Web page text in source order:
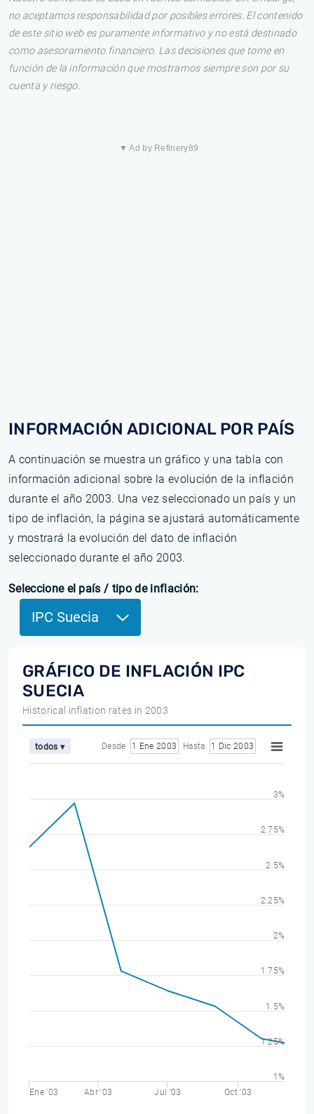
no aceptamos responsabilidad por posibles errores. El contenido
de este sitio web es puramente informativo y no está destinado
como asesoramiento financiero. Las decisiones que tome en
función de la información que mostramos siempre son por su
cuenta y riesgo.
▼ Ad by Refinery89
INFORMACIÓN ADICIONAL POR PAÍS
A continuación se muestra un gráfico y una tabla con
información adicional sobre la evolución de la inflación
durante el año 2003. Una vez seleccionado un país y un
tipo de inflación, la página se ajustará automáticamente
y mostrará la evolución del dato de inflación
seleccionado durante el año 2003.
Seleccione el país / tipo de inflación:
IPC Suecia
GRÁFICO DE INFLACIÓN IPC
SUECIA
Historical inflation rates in 2003
todos ▾ Desde 1 Ene 2003 Hasta 1 Dic 2003
Ene '03 Abr '03 Jul '03 Oct '03
1%
1.25%
1.5%
1.75%
2%
2.25%
2.5%
2.75%
3%